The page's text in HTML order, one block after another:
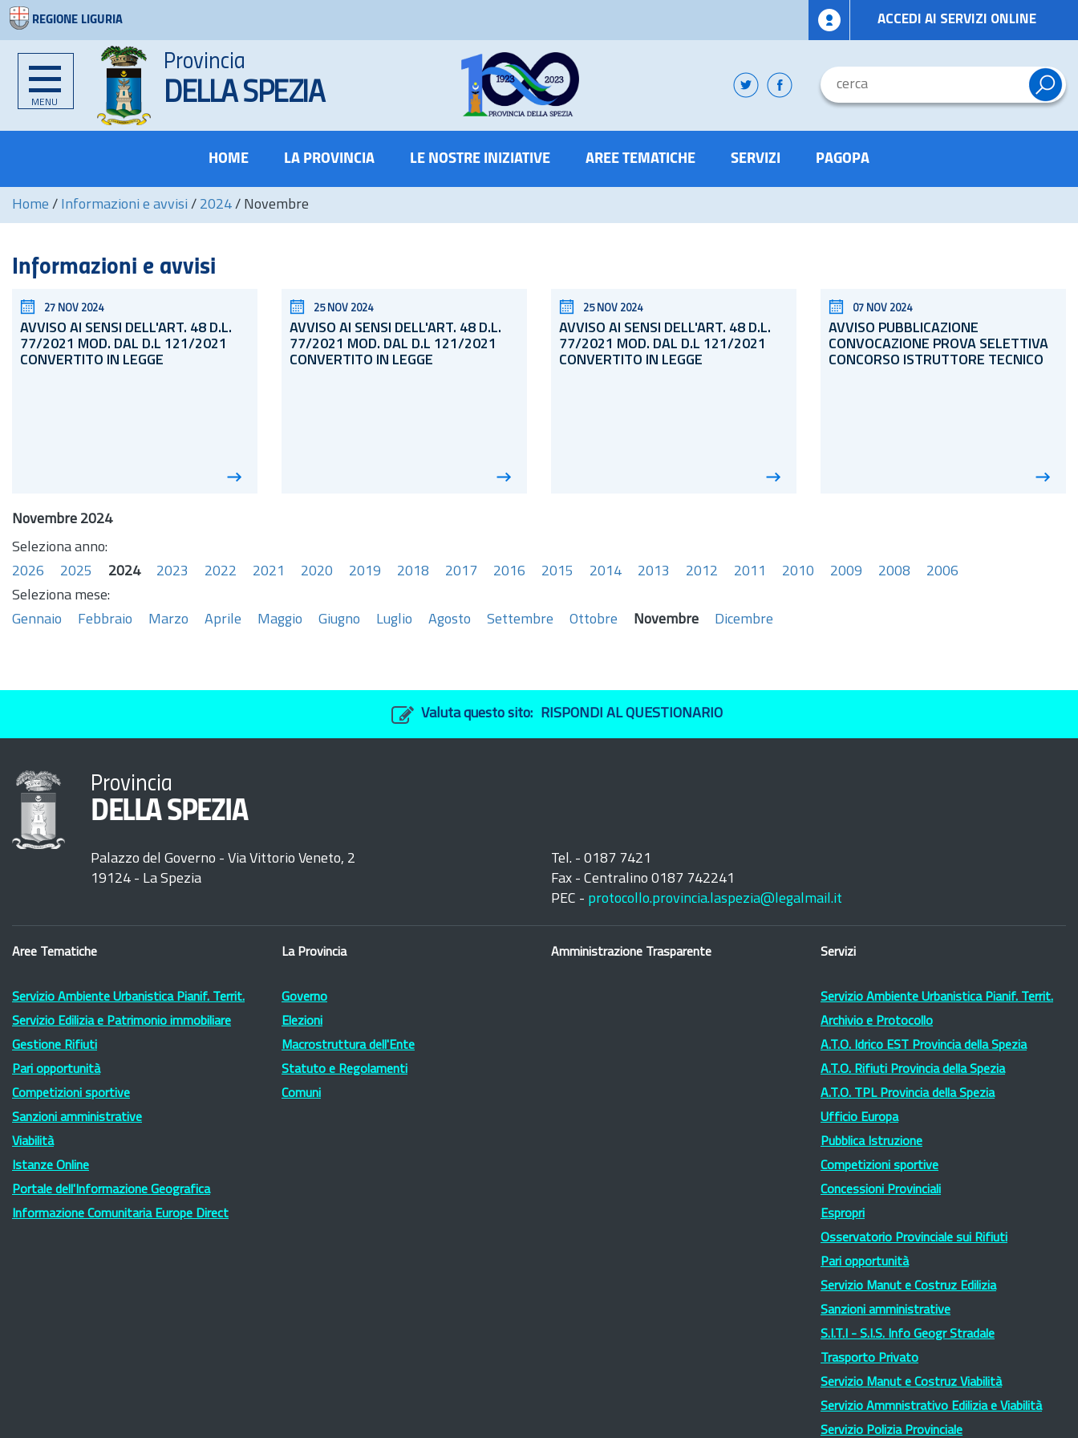
REGIONE LIGURIA ACCEDI AI SERVIZI ONLINE
MENU
Provincia
DELLA SPEZIA
HOME LA PROVINCIA LE NOSTRE INIZIATIVE AREE TEMATICHE SERVIZI PAGOPA
Home / Informazioni e avvisi / 2024 / Novembre
Informazioni e avvisi
27 NOV 2024
AVVISO AI SENSI DELL'ART. 48 D.L.
77/2021 MOD. DAL D.L 121/2021
CONVERTITO IN LEGGE
25 NOV 2024
AVVISO AI SENSI DELL'ART. 48 D.L.
77/2021 MOD. DAL D.L 121/2021
CONVERTITO IN LEGGE
25 NOV 2024
AVVISO AI SENSI DELL'ART. 48 D.L.
77/2021 MOD. DAL D.L 121/2021
CONVERTITO IN LEGGE
07 NOV 2024
AVVISO PUBBLICAZIONE
CONVOCAZIONE PROVA SELETTIVA
CONCORSO ISTRUTTORE TECNICO
Novembre 2024
Seleziona anno:
2026
2025 2024 2023 2022 2021 2020 2019 2018 2017 2016 2015 2014 2013 2012 2011 2010 2009 2008
2006
Seleziona mese:
Gennaio
Febbraio Marzo Aprile Maggio Giugno Luglio Agosto Settembre Ottobre Novembre Dicembre
Valuta questo sito: RISPONDI AL QUESTIONARIO
Provincia
DELLA SPEZIA
Palazzo del Governo - Via Vittorio Veneto, 2
19124 - La Spezia
Tel. - 0187 7421
Fax - Centralino 0187 742241
PEC - protocollo.provincia.laspezia@legalmail.it
Aree Tematiche
Servizio Ambiente Urbanistica Pianif. Territ.
Servizio Edilizia e Patrimonio immobiliare
Gestione Rifiuti
Pari opportunità
Competizioni sportive
Sanzioni amministrative
Viabilità
Istanze Online
Portale dell'Informazione Geografica
Informazione Comunitaria Europe Direct
La Provincia
Governo
Elezioni
Macrostruttura dell'Ente
Statuto e Regolamenti
Comuni
Amministrazione Trasparente Servizi
Servizio Ambiente Urbanistica Pianif. Territ.
Archivio e Protocollo
A.T.O. Idrico EST Provincia della Spezia
A.T.O. Rifiuti Provincia della Spezia
A.T.O. TPL Provincia della Spezia
Ufficio Europa
Pubblica Istruzione
Competizioni sportive
Concessioni Provinciali
Espropri
Osservatorio Provinciale sui Rifiuti
Pari opportunità
Servizio Manut e Costruz Edilizia
Sanzioni amministrative
S.I.T.I - S.I.S. Info Geogr Stradale
Trasporto Privato
Servizio Manut e Costruz Viabilità
Servizio Ammnistrativo Edilizia e Viabilità
Servizio Polizia Provinciale